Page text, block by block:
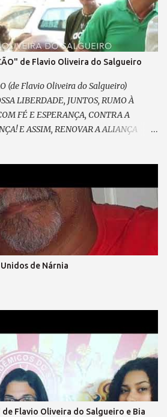
de Flavio Oliveira do Salgueiro
(de Flavio Oliveira do Salgueiro)
LIBERDADE, JUNTOS, RUMO À
FÉ E ESPERANÇA, CONTRA A
E ASSIM, RENOVAR A ALIANÇA
DADAS, DE CORAÇÃO, O GRITO DA
VOLTAR A SORRIR, SEM MEDO...
A EXPRESSÃO E A
SEM IDEOLOGIA! SENTIR, SEM
VINGANÇA, E DO PRECONCEITO! A
EM HARMONIA, VIVER, DE TODO,
VEM LUTAR, NOSSA VOZ VAI
Unidos de Nárnia
de Flavio Oliveira do Salgueiro e Bia